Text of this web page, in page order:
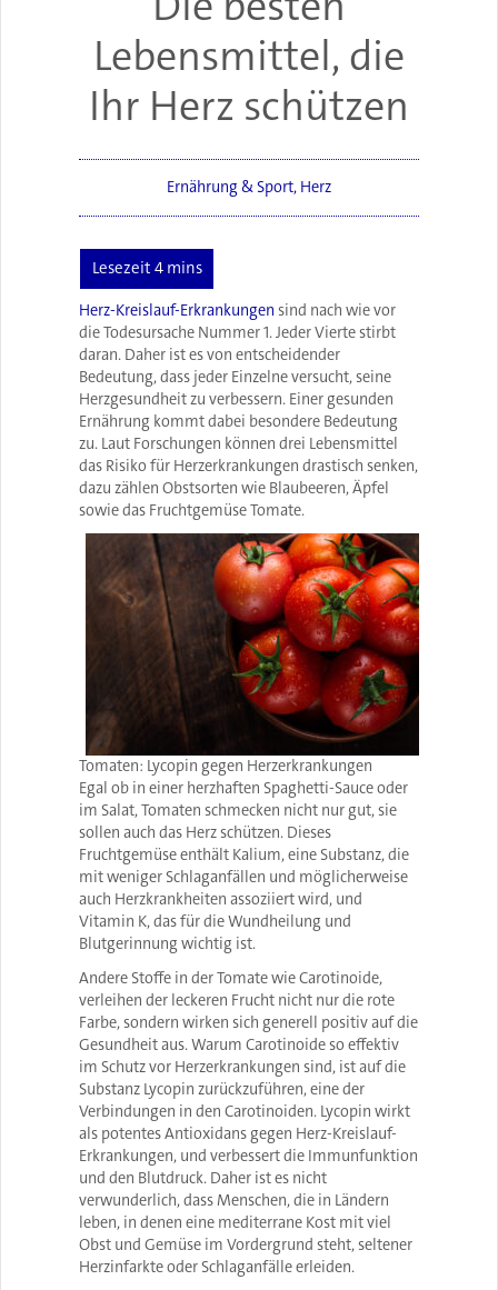
Lebensmittel, die
Ihr Herz schützen
Ernährung & Sport, Herz
Herz-Kreislauf-Erkrankungen sind nach wie vor
die Todesursache Nummer 1. Jeder Vierte stirbt
daran. Daher ist es von entscheidender
Bedeutung, dass jeder Einzelne versucht, seine
Herzgesundheit zu verbessern. Einer gesunden
Ernährung kommt dabei besondere Bedeutung
zu. Laut Forschungen können drei Lebensmittel
das Risiko für Herzerkrankungen drastisch senken,
dazu zählen Obstsorten wie Blaubeeren, Äpfel
sowie das Fruchtgemüse Tomate.
Tomaten: Lycopin gegen Herzerkrankungen
Egal ob in einer herzhaften Spaghetti-Sauce oder
im Salat, Tomaten schmecken nicht nur gut, sie
sollen auch das Herz schützen. Dieses
Fruchtgemüse enthält Kalium, eine Substanz, die
mit weniger Schlaganfällen und möglicherweise
auch Herzkrankheiten assoziiert wird, und
Vitamin K, das für die Wundheilung und
Blutgerinnung wichtig ist.
Andere Stoffe in der Tomate wie Carotinoide,
verleihen der leckeren Frucht nicht nur die rote
Farbe, sondern wirken sich generell positiv auf die
Gesundheit aus. Warum Carotinoide so effektiv
im Schutz vor Herzerkrankungen sind, ist auf die
Substanz Lycopin zurückzuführen, eine der
Verbindungen in den Carotinoiden. Lycopin wirkt
als potentes Antioxidans gegen Herz-Kreislauf-
Erkrankungen, und verbessert die Immunfunktion
und den Blutdruck. Daher ist es nicht
verwunderlich, dass Menschen, die in Ländern
leben, in denen eine mediterrane Kost mit viel
Obst und Gemüse im Vordergrund steht, seltener
Herzinfarkte oder Schlaganfälle erleiden.